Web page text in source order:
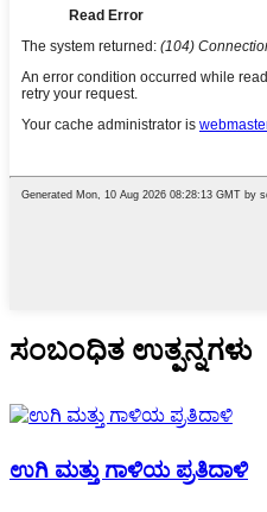
ಸಂಬಂಧಿತ ಉತ್ಪನ್ನಗಳು
ಉಗಿ ಮತ್ತು ಗಾಳಿಯ ಪ್ರತಿದಾಳಿ